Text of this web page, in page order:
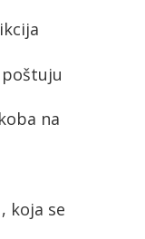
na
koja se